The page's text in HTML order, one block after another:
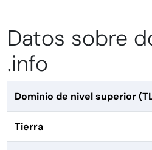
Datos sobre
.info
Dominio de nivel superior
Tierra